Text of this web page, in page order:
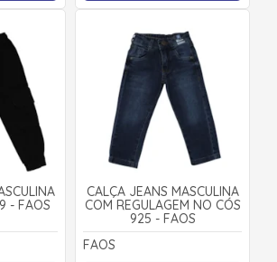
- FAOS
CALÇA JEANS MASCULINA
COM REGULAGEM NO CÓS
925 - FAOS
FAOS